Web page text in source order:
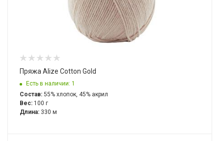
Пряжа Alize Cotton Gold
Есть в наличии: 1
Состав: 55% хлопок, 45% акрил
Вес: 100 г
Длина: 330 м